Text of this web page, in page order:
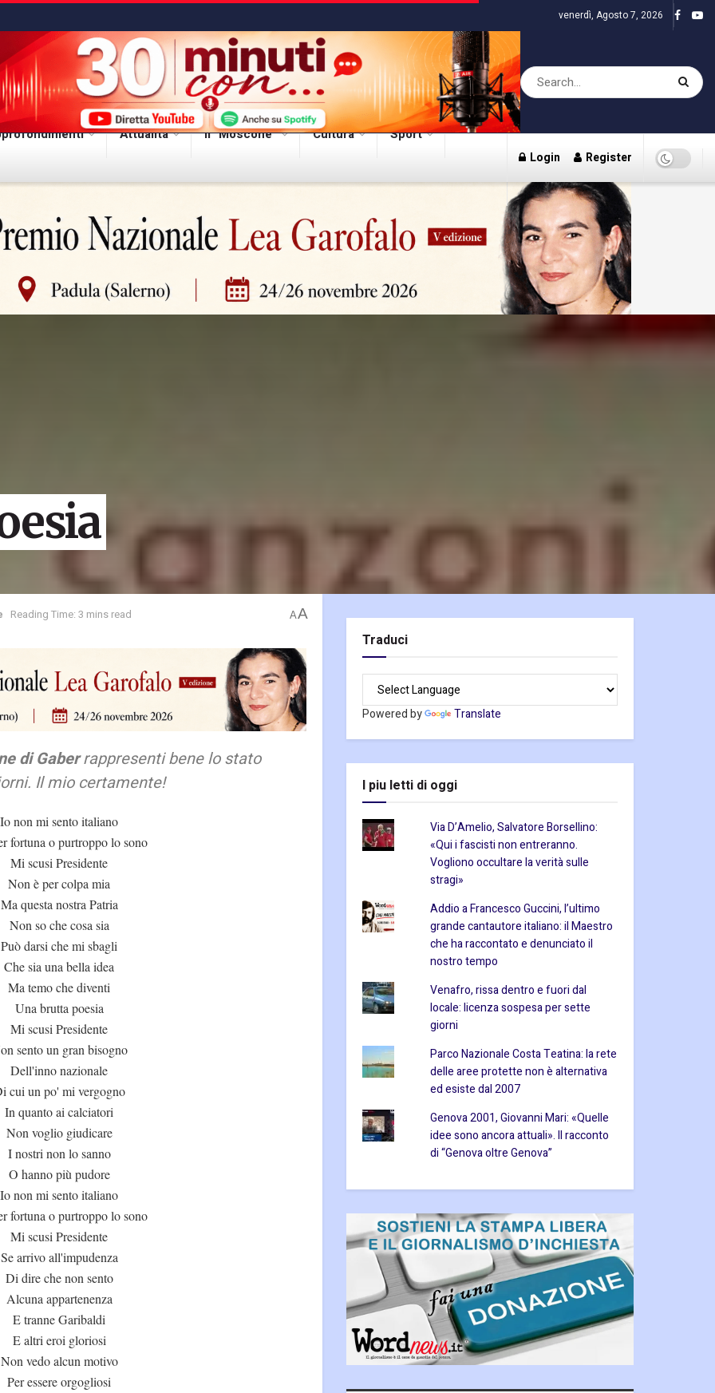
venerdì, Agosto 7, 2026
Attualità Il “Moscone” Cultura Sport
Login Register
Reading Time: 3 mins read AA
di Gaberrappresenti bene lo stato
Il mio certamente!
Io non mi sento italiano
fortuna o purtroppo lo sono
Mi scusi Presidente
Non è per colpa mia
Ma questa nostra Patria
Non so che cosa sia
Può darsi che mi sbagli
Che sia una bella idea
Ma temo che diventi
Una brutta poesia
Mi scusi Presidente
sento un gran bisogno
Dell'inno nazionale
cui un po' mi vergogno
In quanto ai calciatori
Non voglio giudicare
I nostri non lo sanno
O hanno più pudore
Io non mi sento italiano
fortuna o purtroppo lo sono
Mi scusi Presidente
Se arrivo all'impudenza
Di dire che non sento
Alcuna appartenenza
E tranne Garibaldi
E altri eroi gloriosi
Non vedo alcun motivo
Per essere orgogliosi
Traduci
Powered by Translate
I piu letti di oggi
Via D’Amelio, Salvatore Borsellino:
«Qui i fascisti non entreranno.
Vogliono occultare la verità sulle
stragi»
Addio a Francesco Guccini, l’ultimo
grande cantautore italiano: il Maestro
che ha raccontato e denunciato il
nostro tempo
Venafro, rissa dentro e fuori dal
locale: licenza sospesa per sette
giorni
Parco Nazionale Costa Teatina: la rete
delle aree protette non è alternativa
ed esiste dal 2007
Genova 2001, Giovanni Mari: «Quelle
idee sono ancora attuali». Il racconto
di “Genova oltre Genova”